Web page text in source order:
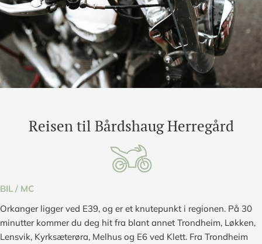
Reisen til Bårdshaug Herregård
BIL / MC
Orkanger ligger ved E39, og er et knutepunkt i regionen. På 30
minutter kommer du deg hit fra blant annet Trondheim, Løkken,
Lensvik, Kyrksæterøra, Melhus og E6 ved Klett. Fra Trondheim